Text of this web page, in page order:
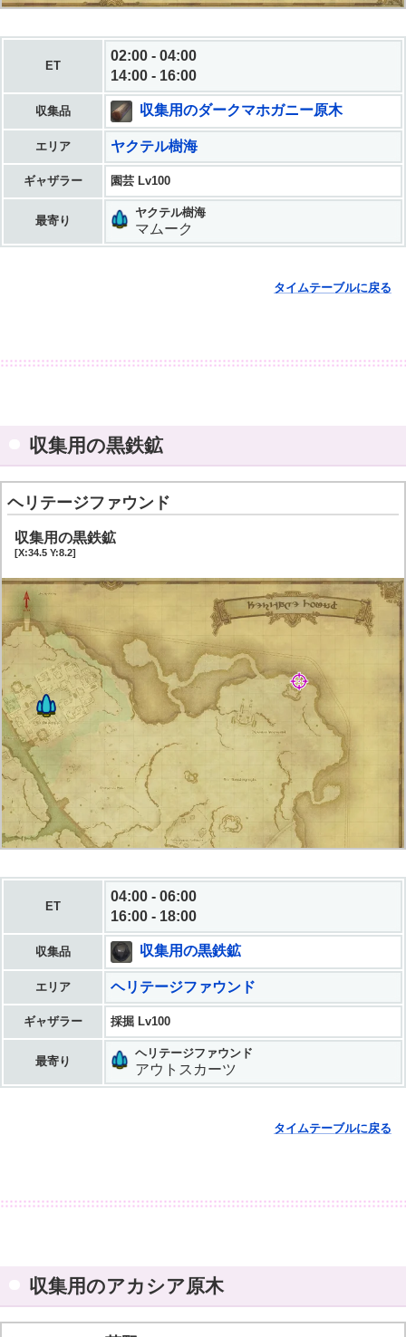
ET
02:00 - 04:00
14:00 - 16:00
収集品 収集用のダークマホガニー原木
エリア ヤクテル樹海
ギャザラー 園芸 Lv100
最寄り
ヤクテル樹海
マムーク
タイムテーブルに戻る
収集用の黒鉄鉱
ヘリテージファウンド
収集用の黒鉄鉱
[X:34.5 Y:8.2]
ET
04:00 - 06:00
16:00 - 18:00
収集品 収集用の黒鉄鉱
エリア ヘリテージファウンド
ギャザラー 採掘 Lv100
最寄り
ヘリテージファウンド
アウトスカーツ
タイムテーブルに戻る
収集用のアカシア原木